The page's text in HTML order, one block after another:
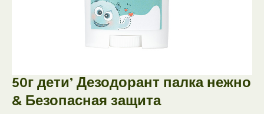
50г дети’ Дезодорант палка нежно
& Безопасная защита